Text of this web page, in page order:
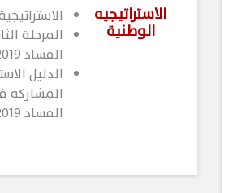
الاستراتيجيه
الوطنية
الاستراتيجية
المرحلة
الفساد 2019- 2022
الدليل
المشاركة
الفساد 2022/2019